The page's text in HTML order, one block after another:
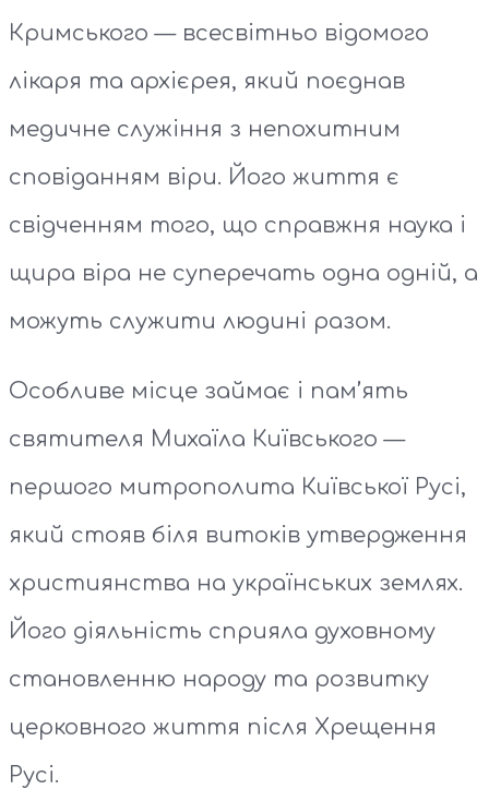
Кримського — всесвітньо відомого
лікаря та архієрея, який поєднав
медичне служіння з непохитним
сповіданням віри. Його життя є
свідченням того, що справжня наука і
щира віра не суперечать одна одній, а
можуть служити людині разом.
Особливе місце займає і пам’ять
святителя Михаїла Київського —
першого митрополита Київської Русі,
який стояв біля витоків утвердження
християнства на українських землях.
Його діяльність сприяла духовному
становленню народу та розвитку
церковного життя після Хрещення
Русі.